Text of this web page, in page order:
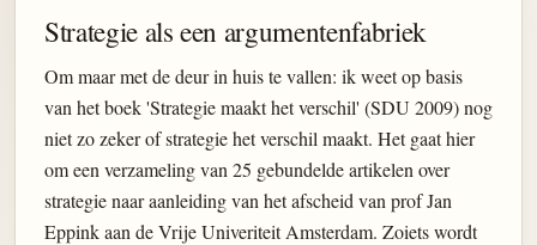
Strategie als een argumentenfabriek
Om maar met de deur in huis te vallen: ik weet op basis
van het boek 'Strategie maakt het verschil' (SDU 2009) nog
niet zo zeker of strategie het verschil maakt. Het gaat hier
om een verzameling van 25 gebundelde artikelen over
strategie naar aanleiding van het afscheid van prof Jan
Eppink aan de Vrije Univeriteit Amsterdam. Zoiets wordt